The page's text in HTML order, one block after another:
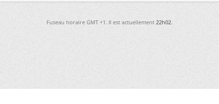
Fuseau horaire GMT +1. Il est actuellement22h02.